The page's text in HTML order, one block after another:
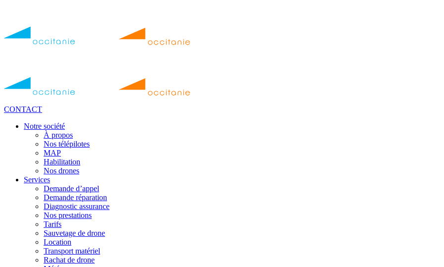
CONTACT
Notre société
À propos
Nos télépilotes
MAP
Habilitation
Nos drones
Services
Demande d’appel
Demande réparation
Diagnostic assurance
Nos prestations
Tarifs
Sauvetage de drone
Location
Transport matériel
Rachat de drone